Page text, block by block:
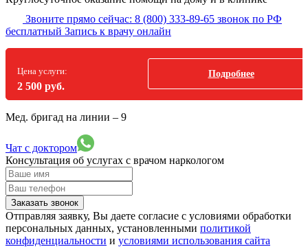
Звоните прямо сейчас: 8 (800) 333-89-65 звонок по РФ
бесплатный Запись к врачу онлайн
Цена услуги:
2 500 руб.
Подробнее
Мед. бригад на линии – 9
Чат с доктором
Консультация об услугах с врачом наркологом
Заказать звонок
Отправляя заявку, Вы даете согласие с условиями обработки
персональных данных, установленными политикой
конфиденциальности и условиями использования сайта